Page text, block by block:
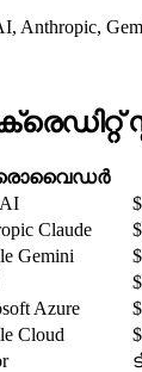
Anthropic,
Claude
Gemini
Azure
Cloud